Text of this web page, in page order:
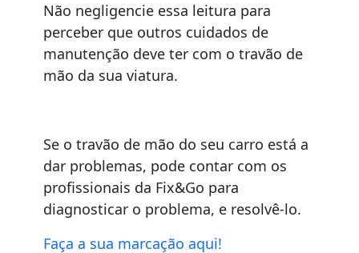
Não negligencie essa leitura para
perceber que outros cuidados de
manutenção deve ter com o travão de
mão da sua viatura.
Se o travão de mão do seu carro está a
dar problemas, pode contar com os
profissionais da Fix&Go para
diagnosticar o problema, e resolvê-lo.
Faça a sua marcação aqui!